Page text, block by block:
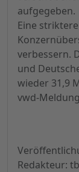
aufgegeben.
Eine
verbessern.
und
wieder 31,9
vwd-
Redakteur: